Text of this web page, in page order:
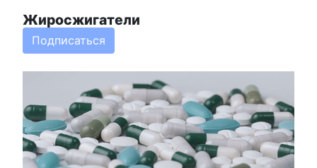
Жиросжигатели
Подписаться